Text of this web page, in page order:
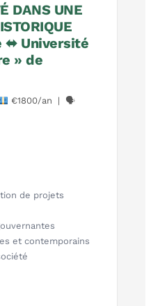
DANS UNE
⬌ Université
» de
€1800/an | 🗣
de projets
et contemporains